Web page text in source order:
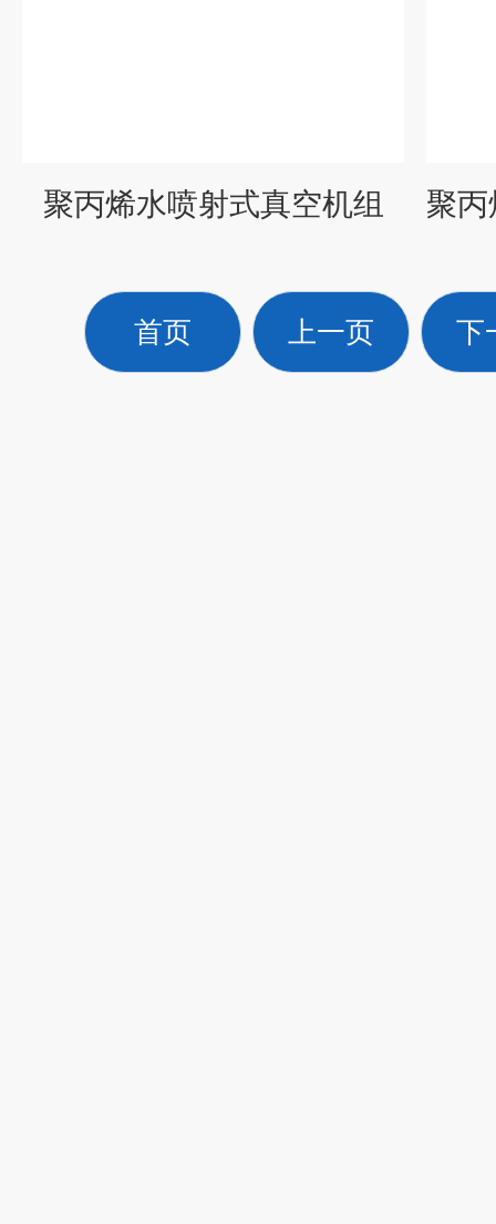
聚丙烯水喷射式真空机组
首页 上一页 下